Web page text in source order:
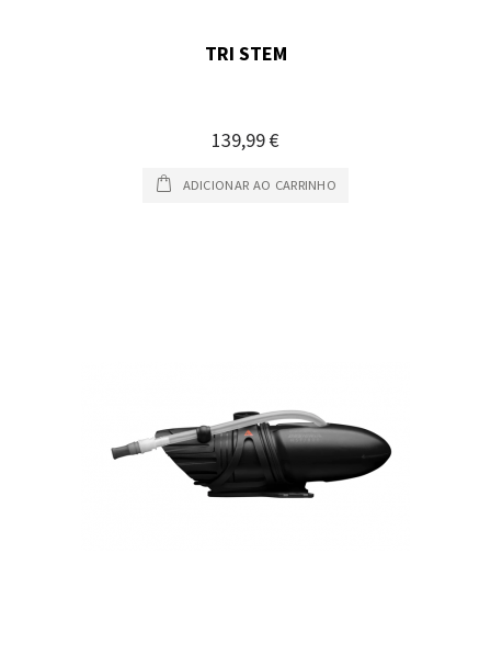
TRI STEM
139,99 €
ADICIONAR AO CARRINHO